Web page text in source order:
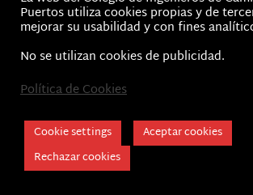
No hay Jornadas
Cookie Policy
CICCP Andalucía © 2026 | Colegio
Canales y Puertos - Demarcación
Puertos utiliza cookies propias y de
mejorar su usabilidad y con fines
No se utilizan cookies de publicidad.
Política de Cookies
Cookie settings
Aceptar cookies
Rechazar cookies